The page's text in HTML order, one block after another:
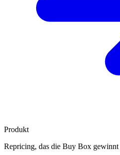
Produkt
Repricing, das die Buy Box gewinnt